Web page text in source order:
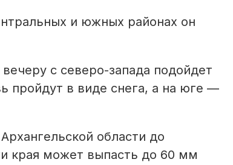
и южных районах он
с северо-запада подойдет
пройдут в виде снега, а на юге —
области до
края может выпасть до 60 мм